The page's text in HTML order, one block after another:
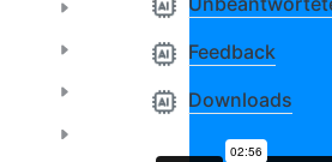
Feedback
Downloads